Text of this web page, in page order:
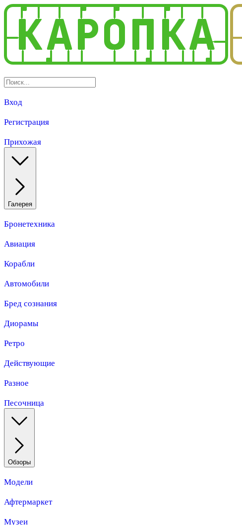
Вход
Регистрация
Прихожая
Галерея
Бронетехника
Авиация
Корабли
Автомобили
Бред сознания
Диорамы
Ретро
Действующие
Разное
Песочница
Обзоры
Модели
Афтермаркет
Музеи